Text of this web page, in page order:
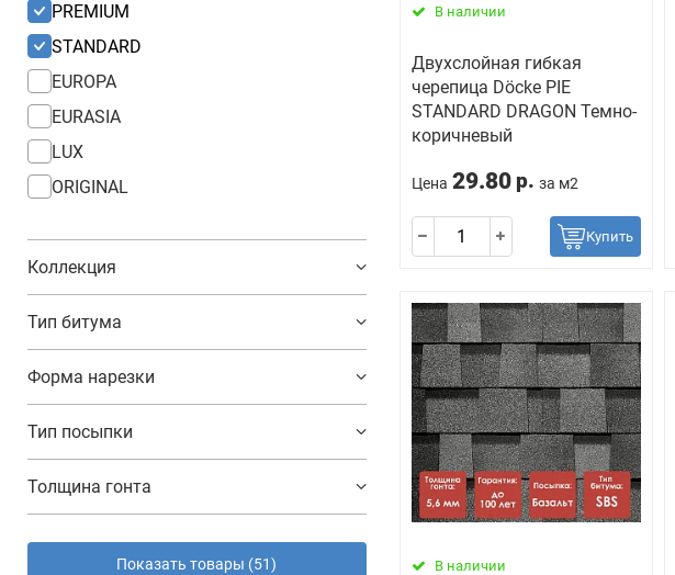
PREMIUM
STANDARD
EUROPA
EURASIA
LUX
ORIGINAL
Коллекция
Тип битума
Форма нарезки
Тип посыпки
Толщина гонта
Показать товары (51)
В наличии
Двухслойная гибкая
черепица Döcke PIE
STANDARD DRAGON Темно-
коричневый
Цена 29.80 р. за м2
Купить
В наличии